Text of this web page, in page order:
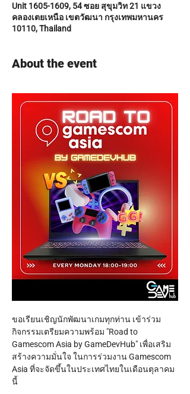
Unit 1605-1609, 54 ซอย สุขุมวิท 21 แขวง
คลองเตยเหนือ เขตวัฒนา กรุงเทพมหานคร
10110, Thailand
About the event
ขอเรียนเชิญนักพัฒนาเกมทุกท่าน เข้าร่วม
กิจกรรมเตรียมความพร้อม "Road to
Gamescom Asia by GameDevHub" เพื่อเสริม
สร้างความมั่นใจ ในการร่วมงาน Gamescom
Asia ที่จะจัดขึ้นในประเทศไทยในเดือนตุลาคม
นี้